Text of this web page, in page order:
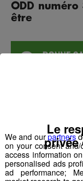
ODD
être
We and ourpartners
on your consent
access information
personalised ads
ad performance;
Le
privée